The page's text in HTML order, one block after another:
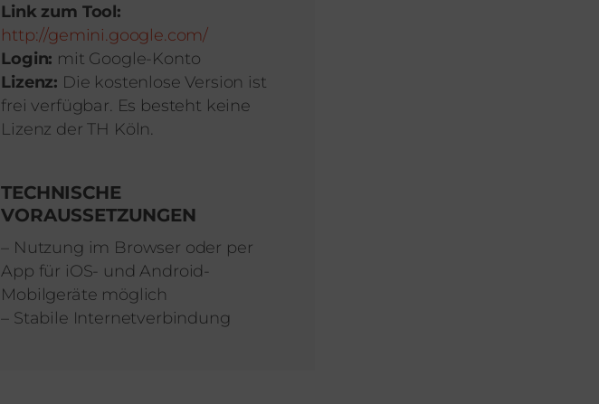
Link zum Tool:
http://gemini.google.com/
Login: mit Google-Konto
Lizenz: Die kostenlose Version ist
frei verfügbar. Es besteht keine
Lizenz der TH Köln.
TECHNISCHE
VORAUSSETZUNGEN
– Nutzung im Browser oder per
App für iOS- und Android-
Mobilgeräte möglich
– Stabile Internetverbindung